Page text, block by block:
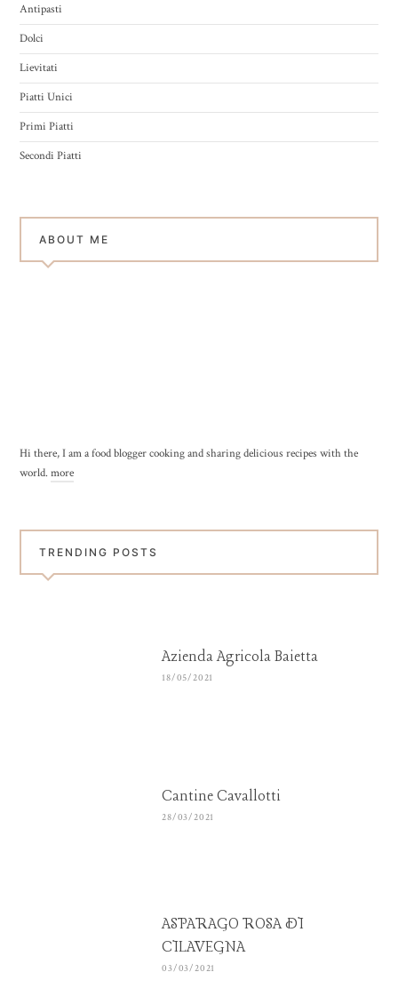
Antipasti
Dolci
Lievitati
Piatti Unici
Primi Piatti
Secondi Piatti
ABOUT ME
Hi there, I am a food blogger cooking and sharing delicious recipes with the
world.more
TRENDING POSTS
Azienda Agricola Baietta
18/05/2021
Cantine Cavallotti
28/03/2021
ASPARAGO ROSA DI
CILAVEGNA
03/03/2021